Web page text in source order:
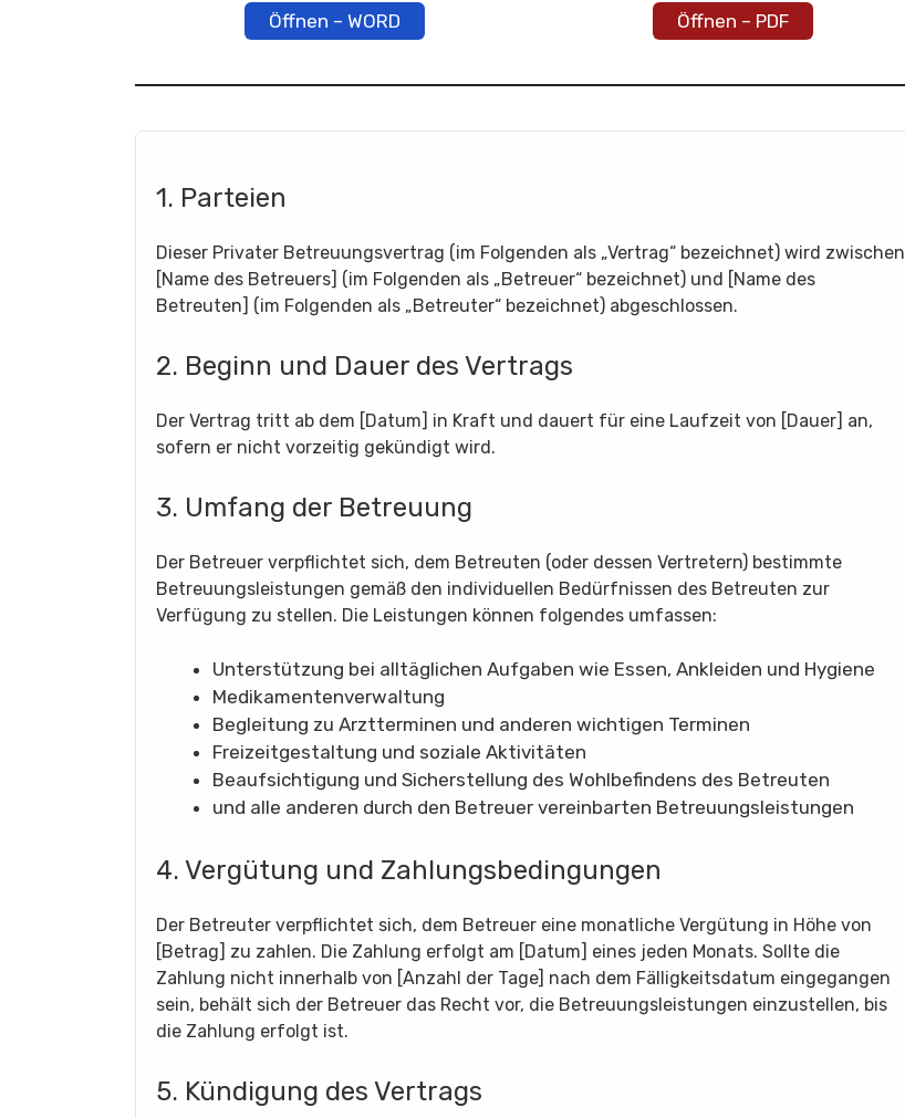
Öffnen – WORD Öffnen – PDF
1. Parteien
Dieser Privater Betreuungsvertrag (im Folgenden als „Vertrag“ bezeichnet) wird zwischen
[Name des Betreuers] (im Folgenden als „Betreuer“ bezeichnet) und [Name des
Betreuten] (im Folgenden als „Betreuter“ bezeichnet) abgeschlossen.
2. Beginn und Dauer des Vertrags
Der Vertrag tritt ab dem [Datum] in Kraft und dauert für eine Laufzeit von [Dauer] an,
sofern er nicht vorzeitig gekündigt wird.
3. Umfang der Betreuung
Der Betreuer verpflichtet sich, dem Betreuten (oder dessen Vertretern) bestimmte
Betreuungsleistungen gemäß den individuellen Bedürfnissen des Betreuten zur
Verfügung zu stellen. Die Leistungen können folgendes umfassen:
Unterstützung bei alltäglichen Aufgaben wie Essen, Ankleiden und Hygiene
Medikamentenverwaltung
Begleitung zu Arztterminen und anderen wichtigen Terminen
Freizeitgestaltung und soziale Aktivitäten
Beaufsichtigung und Sicherstellung des Wohlbefindens des Betreuten
und alle anderen durch den Betreuer vereinbarten Betreuungsleistungen
4. Vergütung und Zahlungsbedingungen
Der Betreuter verpflichtet sich, dem Betreuer eine monatliche Vergütung in Höhe von
[Betrag] zu zahlen. Die Zahlung erfolgt am [Datum] eines jeden Monats. Sollte die
Zahlung nicht innerhalb von [Anzahl der Tage] nach dem Fälligkeitsdatum eingegangen
sein, behält sich der Betreuer das Recht vor, die Betreuungsleistungen einzustellen, bis
die Zahlung erfolgt ist.
5. Kündigung des Vertrags